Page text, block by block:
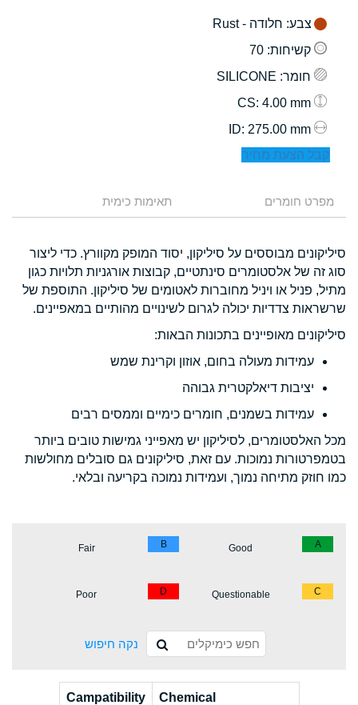
צבע: חלודה - Rust
קשיחות: 70
חומר: SILICONE
: 4.00 mm
: 275.00 mm
קבל הצעת מחיר
מפרט חומרים תאימות כימית
סיליקונים מבוססים על סיליקון, יסוד המופק מקוורץ. כדי ליצור
סוג זה של אלסטומרים סינתטיים, קבוצות אורגניות תלויות כגון
מתיל, פניל או ויניל מחוברות לאטומים של סיליקון. התוספת של
שרשראות צדדיות יכולה לגרום לשינויים מהותיים במאפיינים.
סיליקונים מאופיינים בתכונות הבאות:
עמידות מעולה בחום, אוזון וקרינת שמש
יציבות דיאלקטרית גבוהה
עמידות בשמנים, חומרים כימיים וממסים רבים
מכל האלסטומרים, לסיליקון יש מאפייני גמישות טובים ביותר
בטמפרטורות נמוכות. עם זאת, סיליקונים גם סובלים מחולשות
כמו חוזק מתיחה נמוך, ועמידות נמוכה בקריעה ובלאי.
A
Good
B
Fair
C
Questionable
D
Poor
נקה חיפוש
Chemical
Campatibility